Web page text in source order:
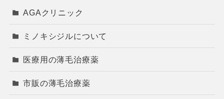
AGAクリニック
ミノキシジルについて
医療用の薄毛治療薬
市販の薄毛治療薬